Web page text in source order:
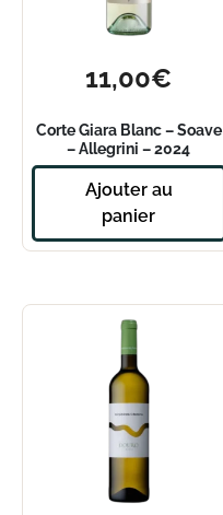
11,00€
Corte Giara Blanc – Soave
– Allegrini – 2024
Ajouter au
panier